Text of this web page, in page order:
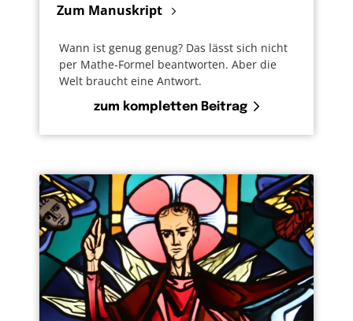
Zum Manuskript
Wann ist genug genug? Das lässt sich nicht
per Mathe-Formel beantworten. Aber die
Welt braucht eine Antwort.
zum kompletten Beitrag